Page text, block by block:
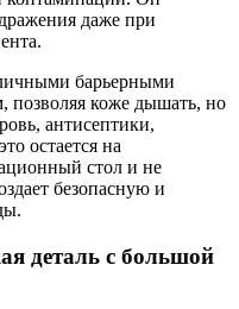
даже при
барьерными
позволяя коже дышать, но
антисептики,
остается на
стол и не
безопасную и
деталь с большой